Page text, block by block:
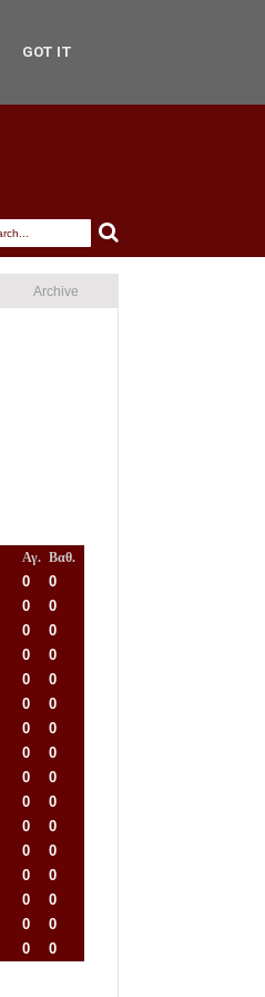
Archive
Αγ. Βαθ.
0
0
0
0
0
0
0
0
0
0
0
0
0
0
0
0
0
0
0
0
0
0
0
0
0
0
0
0
0
0
0
0
GOT IT